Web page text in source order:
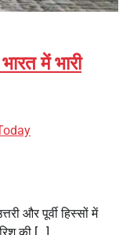
में भारी
और पूर्वी हिस्सों में
की […]